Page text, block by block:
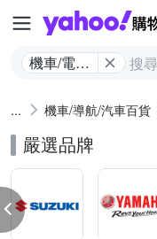
機車/電動
機車/導航/汽車百貨
嚴選品牌